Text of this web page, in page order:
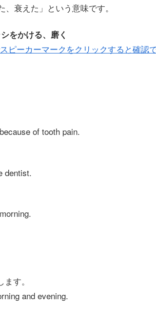
衰えた」という意味です。
をかける、磨く
ピーカーマークをクリックすると確認で
of tooth pain.
dentist.
す。
and evening.